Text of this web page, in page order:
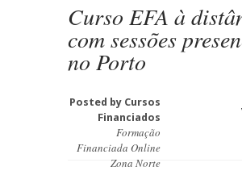
Curso EFA à
com sessões
no Porto
Posted by Cursos
Financiados
Formação
Financiada Online
Zona Norte